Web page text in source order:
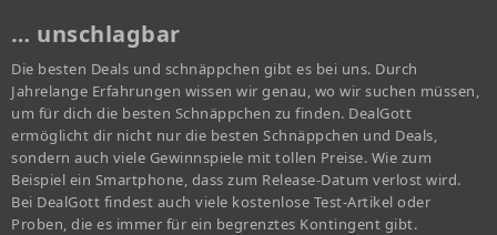
… unschlagbar
Die besten Deals und schnäppchen gibt es bei uns. Durch
Jahrelange Erfahrungen wissen wir genau, wo wir suchen müssen,
um für dich die besten Schnäppchen zu finden. DealGott
ermöglicht dir nicht nur die besten Schnäppchen und Deals,
sondern auch viele Gewinnspiele mit tollen Preise. Wie zum
Beispiel ein Smartphone, dass zum Release-Datum verlost wird.
Bei DealGott findest auch viele kostenlose Test-Artikel oder
Proben, die es immer für ein begrenztes Kontingent gibt.